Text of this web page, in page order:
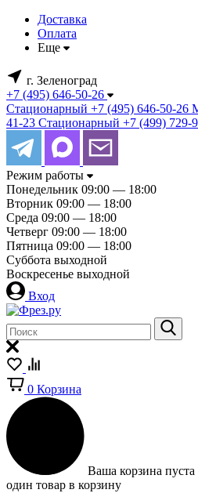
Доставка
Оплата
Еще
г. Зеленоград
+7 (495) 646-50-26
Стационарный +7 (495) 646-50-26
41-23 Стационарный +7 (499) 729-
Режим работы
Понедельник 09:00 — 18:00
Вторник 09:00 — 18:00
Среда 09:00 — 18:00
Четверг 09:00 — 18:00
Пятница 09:00 — 18:00
Суббота выходной
Воскресенье выходной
Вход
0 Корзина
Ваша корзина пуста
один товар в корзину